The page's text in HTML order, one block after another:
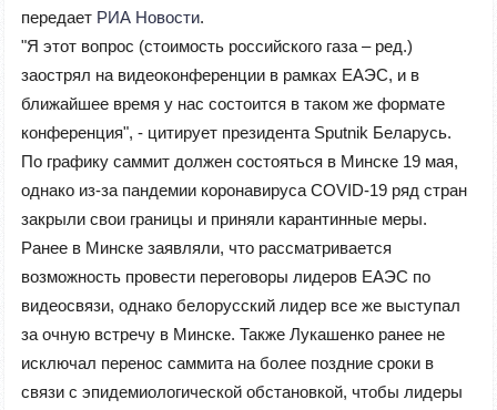
передает РИА Новости.
"Я этот вопрос (стоимость российского газа – ред.)
заострял на видеоконференции в рамках ЕАЭС, и в
ближайшее время у нас состоится в таком же формате
конференция", - цитирует президента Sputnik Беларусь.
По графику саммит должен состояться в Минске 19 мая,
однако из-за пандемии коронавируса COVID-19 ряд стран
закрыли свои границы и приняли карантинные меры.
Ранее в Минске заявляли, что рассматривается
возможность провести переговоры лидеров ЕАЭС по
видеосвязи, однако белорусский лидер все же выступал
за очную встречу в Минске. Также Лукашенко ранее не
исключал перенос саммита на более поздние сроки в
связи с эпидемиологической обстановкой, чтобы лидеры